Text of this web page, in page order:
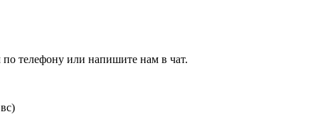
по телефону или напишите нам в чат.